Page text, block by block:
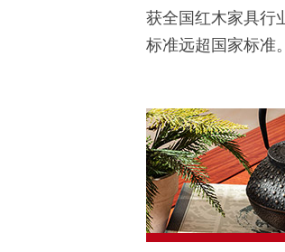
获全国红木家具行
标准远超国家标准。